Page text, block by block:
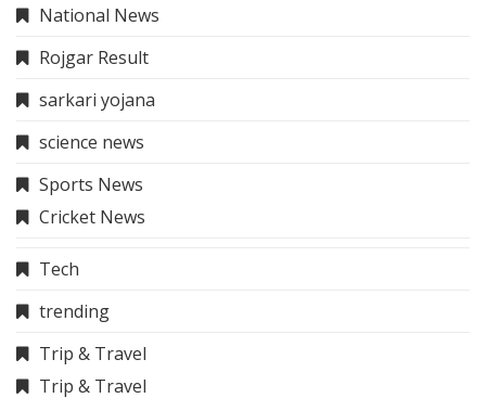
National News
Rojgar Result
sarkari yojana
science news
Sports News
Cricket News
Tech
trending
Trip & Travel
Trip & Travel